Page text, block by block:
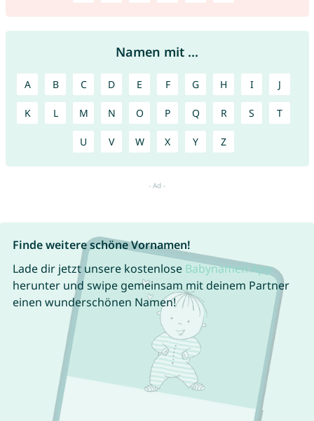
Namen mit ...
A B C D E F G H I J
K L M N O P Q R S T
U V W X Y Z
Finde weitere schöne Vornamen!
Lade dir jetzt unsere kostenlose Babynamen App
herunter und swipe gemeinsam mit deinem Partner
einen wunderschönen Namen!